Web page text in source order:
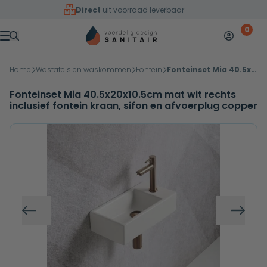
Overslaan naar inhoud
Direct uit voorraad leverbaar
Menu
Mijn 0
Home Wastafels en waskommen Fontein Fonteinset Mia 40.5x20x10.5cm mat wit rechts inclusief fontein kraan, sifon en afvoerplug copper
Fonteinset Mia 40.5x20x10.5cm mat wit rechts
inclusief fontein kraan, sifon en afvoerplug copper
Vorige